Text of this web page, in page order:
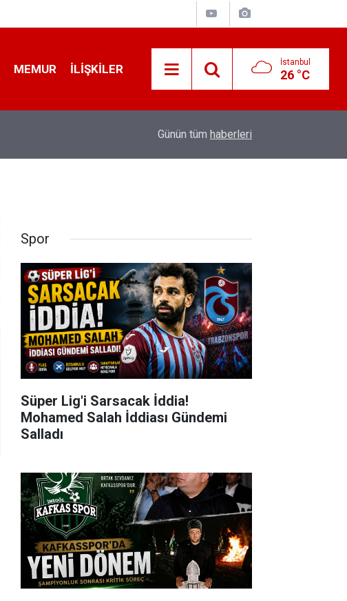
MEMUR İLIŞKILER İstanbul
26 °C
Sıcak Havalarda Ödem Şikayetini Hafife
Günün tüm haberleri
Spor
Süper Lig'i Sarsacak İddia!
Mohamed Salah İddiası Gündemi
Salladı